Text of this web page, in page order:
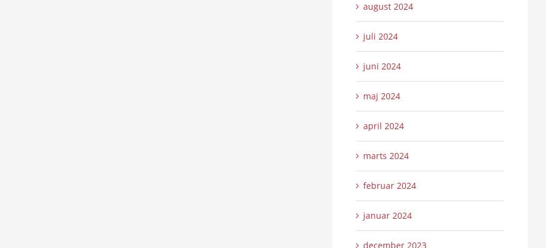
august 2024
juli 2024
juni 2024
maj 2024
april 2024
marts 2024
februar 2024
januar 2024
december 2023